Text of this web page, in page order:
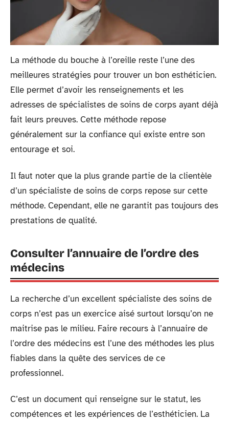
La méthode du bouche à l’oreille reste l’une des
meilleures stratégies pour trouver un bon esthéticien.
Elle permet d’avoir les renseignements et les
adresses de spécialistes de soins de corps ayant déjà
fait leurs preuves. Cette méthode repose
généralement sur la confiance qui existe entre son
entourage et soi.
Il faut noter que la plus grande partie de la clientèle
d’un spécialiste de soins de corps repose sur cette
méthode. Cependant, elle ne garantit pas toujours des
prestations de qualité.
Consulter l’annuaire de l’ordre des
médecins
La recherche d’un excellent spécialiste des soins de
corps n’est pas un exercice aisé surtout lorsqu’on ne
maitrise pas le milieu. Faire recours à l’annuaire de
l’ordre des médecins est l’une des méthodes les plus
fiables dans la quête des services de ce
professionnel.
C’est un document qui renseigne sur le statut, les
compétences et les expériences de l’esthéticien. La